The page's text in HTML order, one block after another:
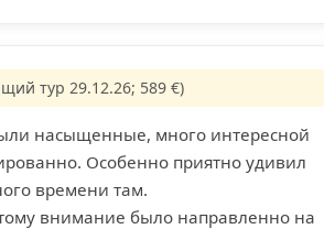
тур 29.12.26; 589 €)
насыщенные, много интересной
Особенно приятно удивил
времени там.
внимание было направленно на